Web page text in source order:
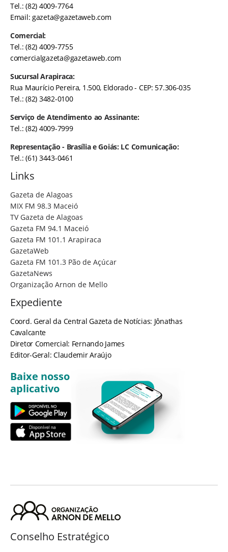
Tel.: (82) 4009-7764
Email:gazeta@gazetaweb.com
Comercial:
Tel.: (82) 4009-7755
comercialgazeta@gazetaweb.com
Sucursal Arapiraca:
Rua Maurício Pereira, 1.500, Eldorado - CEP: 57.306-035
Tel.: (82) 3482-0100
Serviço de Atendimento ao Assinante:
Tel.: (82) 4009-7999
Representação - Brasília e Goiás: LC Comunicação:
Tel.: (61) 3443-0461
Links
Gazeta de Alagoas
MIX FM 98.3 Maceió
TV Gazeta de Alagoas
Gazeta FM 94.1 Maceió
Gazeta FM 101.1 Arapiraca
GazetaWeb
Gazeta FM 101.3 Pão de Açúcar
GazetaNews
Organização Arnon de Mello
Expediente
Coord. Geral da Central Gazeta de Notícias: Jônathas
Cavalcante
Diretor Comercial: Fernando James
Editor-Geral: Claudemir Araújo
Baixe nosso
aplicativo
Conselho Estratégico